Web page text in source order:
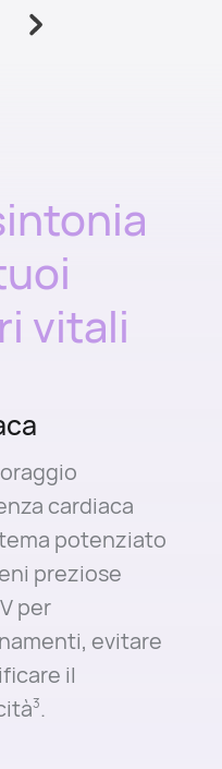
vitali
cardiaca
potenziato
preziose
per
evitare
il
3.